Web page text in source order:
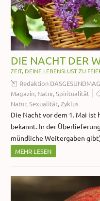
DIE NACHT DER
ZEIT, DEINE LEBENSLUST ZU
Redaktion
Magazin, Natur,Spiritualität
Natur,Sexualität,Zyklus
Die Nacht vor dem 1. Mai ist
bekannt. In der
mündliche Weitergaben
MEHR LESEN